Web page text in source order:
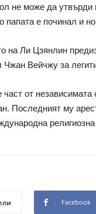
не може да утвърди
папата е починал и
на Ли Цзянлин
Чжан Вейчжу за
от независимата
Последният му
Facebook